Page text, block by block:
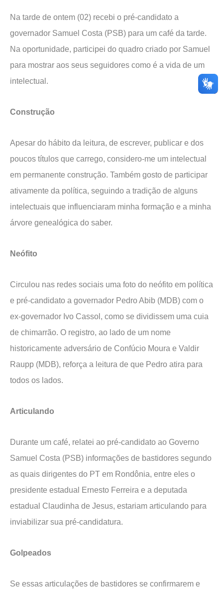
Na tarde de ontem (02) recebi o pré-candidato a
governador Samuel Costa (PSB) para um café da tarde.
Na oportunidade, participei do quadro criado por Samuel
para mostrar aos seus seguidores como é a vida de um
intelectual.
Construção
Apesar do hábito da leitura, de escrever, publicar e dos
poucos títulos que carrego, considero-me um intelectual
em permanente construção. Também gosto de participar
ativamente da política, seguindo a tradição de alguns
intelectuais que influenciaram minha formação e a minha
árvore genealógica do saber.
Neófito
Circulou nas redes sociais uma foto do neófito em política
e pré-candidato a governador Pedro Abib (MDB) com o
ex-governador Ivo Cassol, como se dividissem uma cuia
de chimarrão. O registro, ao lado de um nome
historicamente adversário de Confúcio Moura e Valdir
Raupp (MDB), reforça a leitura de que Pedro atira para
todos os lados.
Articulando
Durante um café, relatei ao pré-candidato ao Governo
Samuel Costa (PSB) informações de bastidores segundo
as quais dirigentes do PT em Rondônia, entre eles o
presidente estadual Ernesto Ferreira e a deputada
estadual Claudinha de Jesus, estariam articulando para
inviabilizar sua pré-candidatura.
Golpeados
Se essas articulações de bastidores se confirmarem e